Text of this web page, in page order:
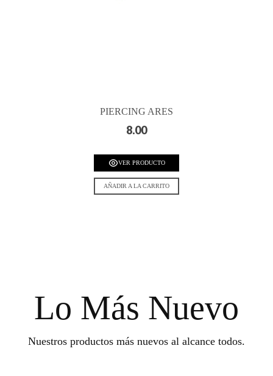
PIERCING ARES
8.00
VER PRODUCTO
AÑADIR A LA CARRITO
Lo Más Nuevo
Nuestros productos más nuevos al alcance todos.